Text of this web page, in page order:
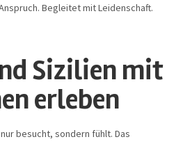
Begleitet mit Leidenschaft.
Sizilien mit
erleben
besucht, sondern fühlt. Das